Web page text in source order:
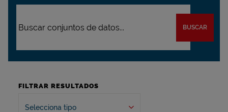
BUSCAR
FILTRAR RESULTADOS
Selecciona tipo